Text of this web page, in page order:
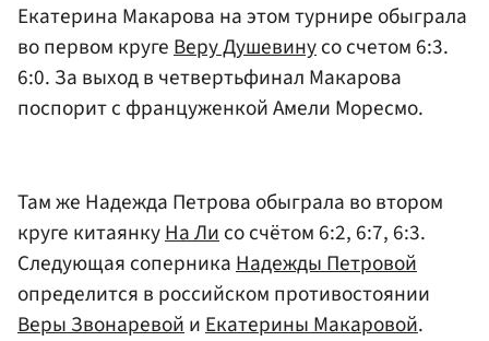
Екатерина Макарова на этом турнире обыграла
во первом кругеВеру Душевинусо счетом 6:3.
6:0. За выход в четвертьфинал Макарова
поспорит с француженкой Амели Моресмо.
Там же Надежда Петрова обыграла во втором
круге китаянкуНа Лисо счётом 6:2, 6:7, 6:3.
Следующая соперникаНадежды Петровой
определится в российском противостоянии
Веры ЗвонаревойиЕкатерины Макаровой.